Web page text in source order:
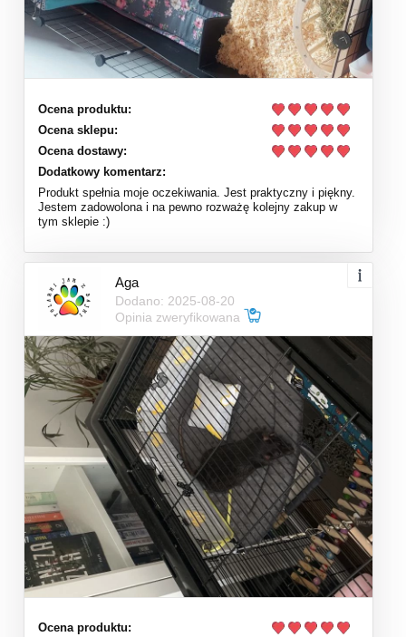
Ocena produktu:
Ocena sklepu:
Ocena dostawy:
Dodatkowy komentarz:
Produkt spełnia moje oczekiwania. Jest praktyczny i piękny.
Jestem zadowolona i na pewno rozważę kolejny zakup w
tym sklepie :)
Aga
Dodano: 2025-08-20
Opinia zweryfikowana
Ocena produktu: